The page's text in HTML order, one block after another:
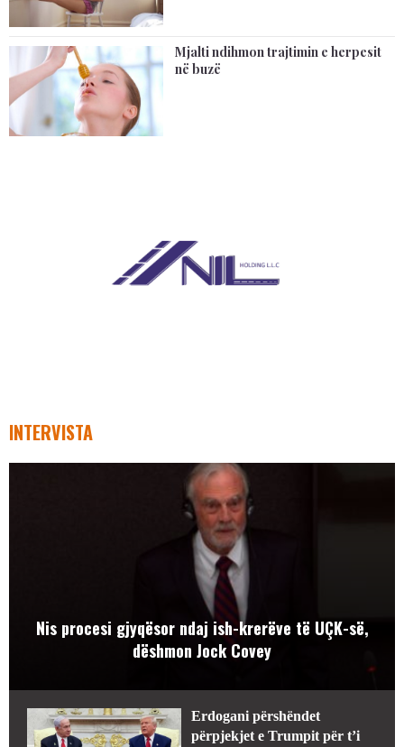
Mjalti ndihmon trajtimin e herpesit
në buzë
INTERVISTA
Nis procesi gjyqësor ndaj ish-krerëve të UÇK-së,
dëshmon Jock Covey
Erdogani përshëndet
përpjekjet e Trumpit për t’i